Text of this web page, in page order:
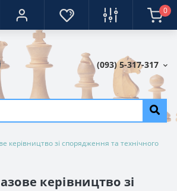
0
(093) 5-317-317
керівництво зі спорядження та технічного
керівництво зі